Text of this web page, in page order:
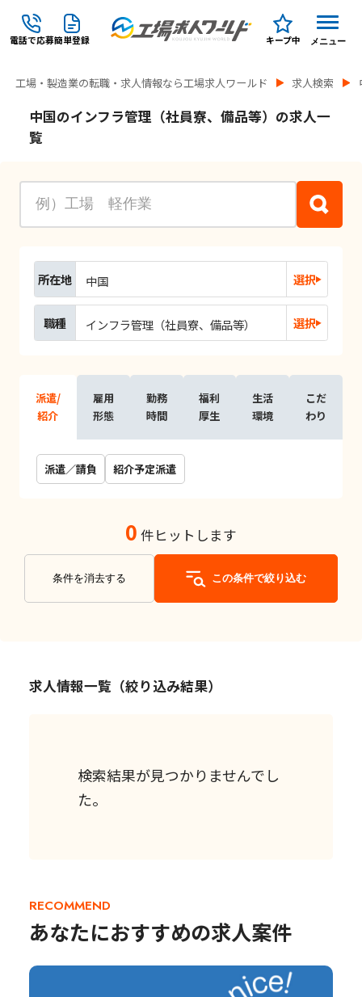
電話で応募簡単登録 キープ中 メニュー
工場・製造業の転職・求人情報なら工場求人ワールド 求人検索
中国のインフラ管理（社員寮、備品等）の求人一
覧
所在地 中国 選択
職種 インフラ管理（社員寮、備品等） 選択
派遣/
紹介
雇用
形態
勤務
時間
福利
厚生
生活
環境
こだ
わり
派遣／請負 紹介予定派遣
0 件ヒットします
条件を消去する この条件で絞り込む
求人情報一覧（絞り込み結果）
検索結果が見つかりませんでし
た。
RECOMMEND
あなたにおすすめの求人案件